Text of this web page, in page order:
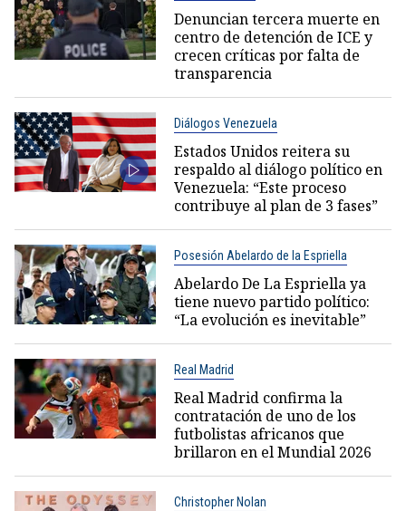
Denuncian tercera muerte en
centro de detención de ICE y
crecen críticas por falta de
transparencia
Diálogos Venezuela
Estados Unidos reitera su
respaldo al diálogo político en
Venezuela: “Este proceso
contribuye al plan de 3 fases”
Posesión Abelardo de la Espriella
Abelardo De La Espriella ya
tiene nuevo partido político:
“La evolución es inevitable”
Real Madrid
Real Madrid confirma la
contratación de uno de los
futbolistas africanos que
brillaron en el Mundial 2026
Christopher Nolan